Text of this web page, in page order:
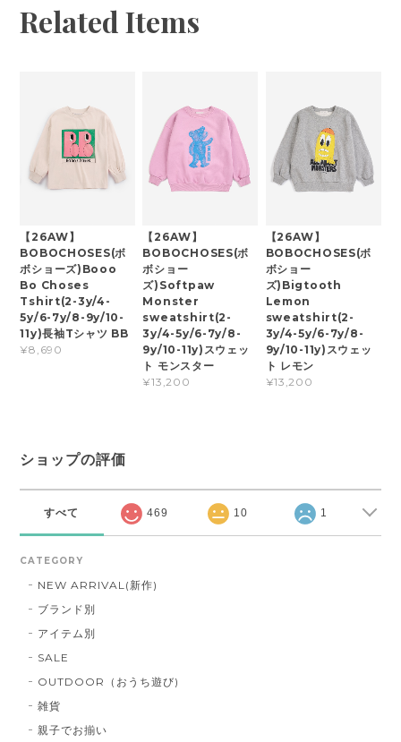
Related Items
【26AW】
BOBOCHOSES(ボ
ボショーズ)Booo
Bo Choses
Tshirt(2-3y/4-
5y/6-7y/8-9y/10-
11y)長袖Tシャツ BB
¥8,690
【26AW】
BOBOCHOSES(ボ
ボショー
ズ)Softpaw
Monster
sweatshirt(2-
3y/4-5y/6-7y/8-
9y/10-11y)スウェッ
ト モンスター
¥13,200
【26AW】
BOBOCHOSES(ボ
ボショー
ズ)Bigtooth
Lemon
sweatshirt(2-
3y/4-5y/6-7y/8-
9y/10-11y)スウェッ
ト レモン
¥13,200
ショップの評価
すべて 469 10 1
CATEGORY
NEW ARRIVAL(新作)
ブランド別
アイテム別
SALE
OUTDOOR（おうち遊び)
雑貨
親子でお揃い